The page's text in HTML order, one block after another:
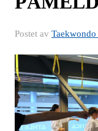
Postet av